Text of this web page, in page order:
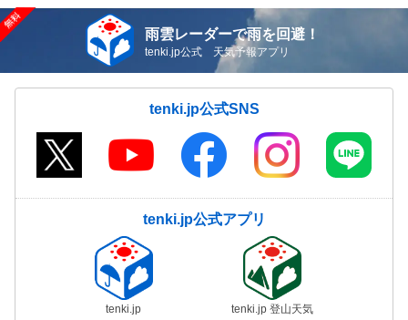
雨雲レーダーで雨を回避！
tenki.jp公式 天気予報アプリ
tenki.jp公式SNS
tenki.jp公式アプリ
tenki.jp tenki.jp 登山天気